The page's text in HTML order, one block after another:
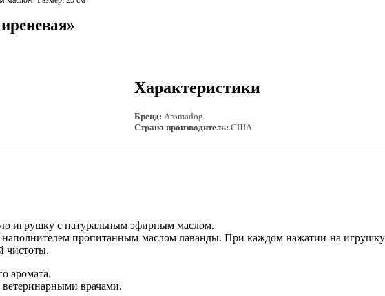
Характеристики
Бренд: Aromadog
Страна производитель: США
игрушку с натуральным эфирным маслом.
пропитанным маслом лаванды. При каждом нажатии на игрушку
чистоты.
аромата.
врачами.